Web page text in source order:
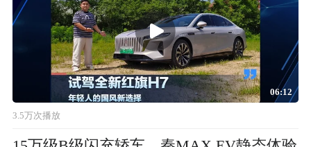
06:12
3.5万次播放